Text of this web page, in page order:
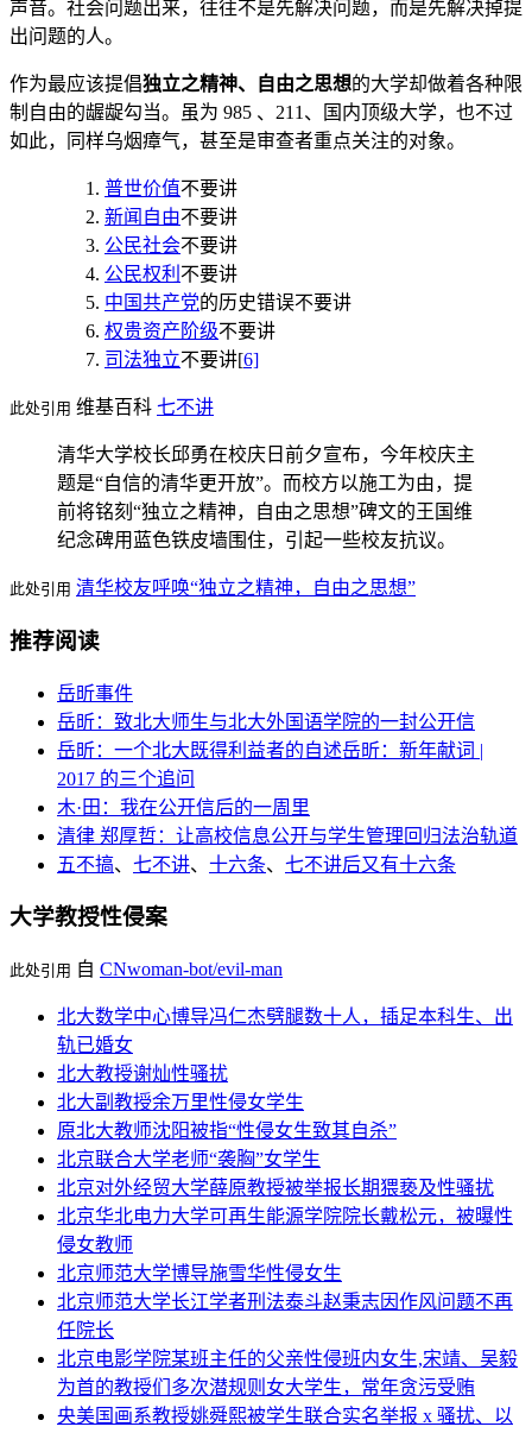
声音。社会问题出来，往往不是先解决问题，而是先解决掉提
出问题的人。
作为最应该提倡独立之精神、自由之思想的大学却做着各种限
制自由的龌龊勾当。虽为 985 、211、国内顶级大学，也不过
如此，同样乌烟瘴气，甚至是审查者重点关注的对象。
普世价值不要讲
新闻自由不要讲
公民社会不要讲
公民权利 不要讲
中国共产党的历史错误不要讲
权贵资产阶级不要讲
司法独立不要讲[6]
此处引用 维基百科 七不讲
清华大学校长邱勇在校庆日前夕宣布，今年校庆主
题是“自信的清华更开放”。而校方以施工为由，提
前将铭刻“独立之精神，自由之思想”碑文的王国维
纪念碑用蓝色铁皮墙围住，引起一些校友抗议。
此处引用 清华校友呼唤“独立之精神，自由之思想”
推荐阅读
岳昕事件
岳昕：致北大师生与北大外国语学院的一封公开信
岳昕：一个北大既得利益者的自述岳昕：新年献词 |
2017 的三个追问
木·田：我在公开信后的一周里
清律 郑厚哲：让高校信息公开与学生管理回归法治轨道
五不搞、 七不讲、 十六条、 七不讲后又有十六条
大学教授性侵案
此处引用 自 CNwoman-bot/evil-man
北大数学中心博导冯仁杰劈腿数十人，插足本科生、出
轨已婚女
北大教授谢灿性骚扰
北大副教授余万里性侵女学生
原北大教师沈阳被指“性侵女生致其自杀”
北京联合大学老师“袭胸”女学生
北京对外经贸大学薛原教授被举报长期猥亵及性骚扰
北京华北电力大学可再生能源学院院长戴松元，被曝性
侵女教师
北京师范大学博导施雪华性侵女生
北京师范大学长江学者刑法泰斗赵秉志因作风问题不再
任院长
北京电影学院某班主任的父亲性侵班内女生,宋靖、吴毅
为首的教授们多次潜规则女大学生，常年贪污受贿
央美国画系教授姚舜熙被学生联合实名举报 x 骚扰、以